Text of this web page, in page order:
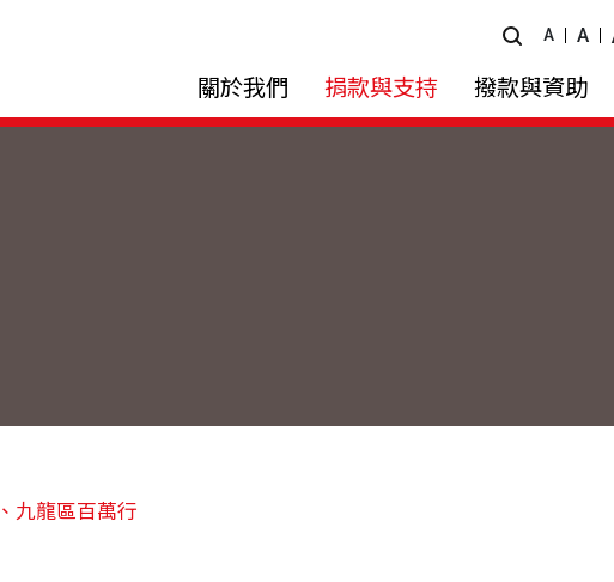
A A
關於我們 捐款與支持 撥款與資助
九龍區百萬行